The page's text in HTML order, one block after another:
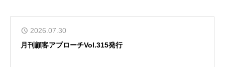
2026.07.30
月刊顧客アプローチVol.315発行